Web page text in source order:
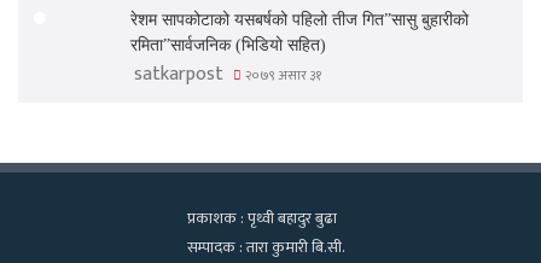
रेशम सापकोटाको यसबर्षको पहिलो तीज गित”सासु बुहारीको
रमिता”सार्वजनिक (भिडियो सहित)
satkarpost २०७९ असार ३१
प्रकाशक : पृथ्वी बहादुर बुढा
सम्पादक : तारा कुमारी बि.सी.